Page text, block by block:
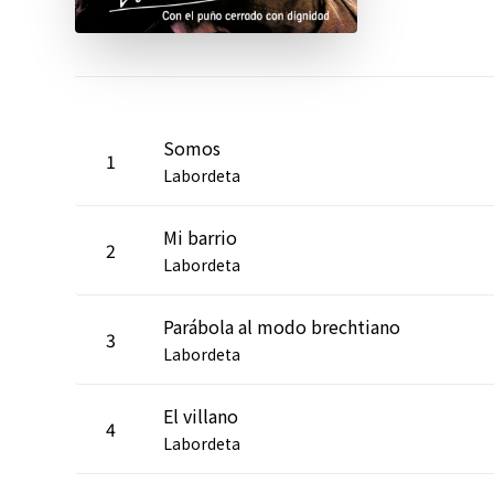
1 Somos
Labordeta
2 Mi barrio
Labordeta
3 Parábola al modo brechtiano
Labordeta
4 El villano
Labordeta